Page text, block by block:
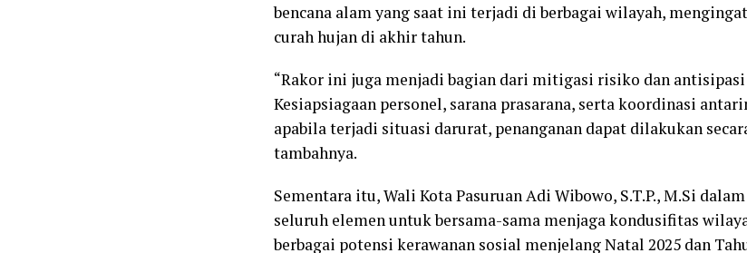
bencana alam yang saat ini terjadi di berbagai wilayah,
curah hujan di akhir tahun.
“Rakor ini juga menjadi bagian dari mitigasi risiko dan antisipasi
Kesiapsiagaan personel, sarana prasarana, serta koordinasi
apabila terjadi situasi darurat, penanganan dapat dilakukan
tambahnya.
Sementara itu, Wali Kota Pasuruan Adi Wibowo, S.T.P., M.Si
seluruh elemen untuk bersama-sama menjaga kondusifitas
berbagai potensi kerawanan sosial menjelang Natal 2025 dan